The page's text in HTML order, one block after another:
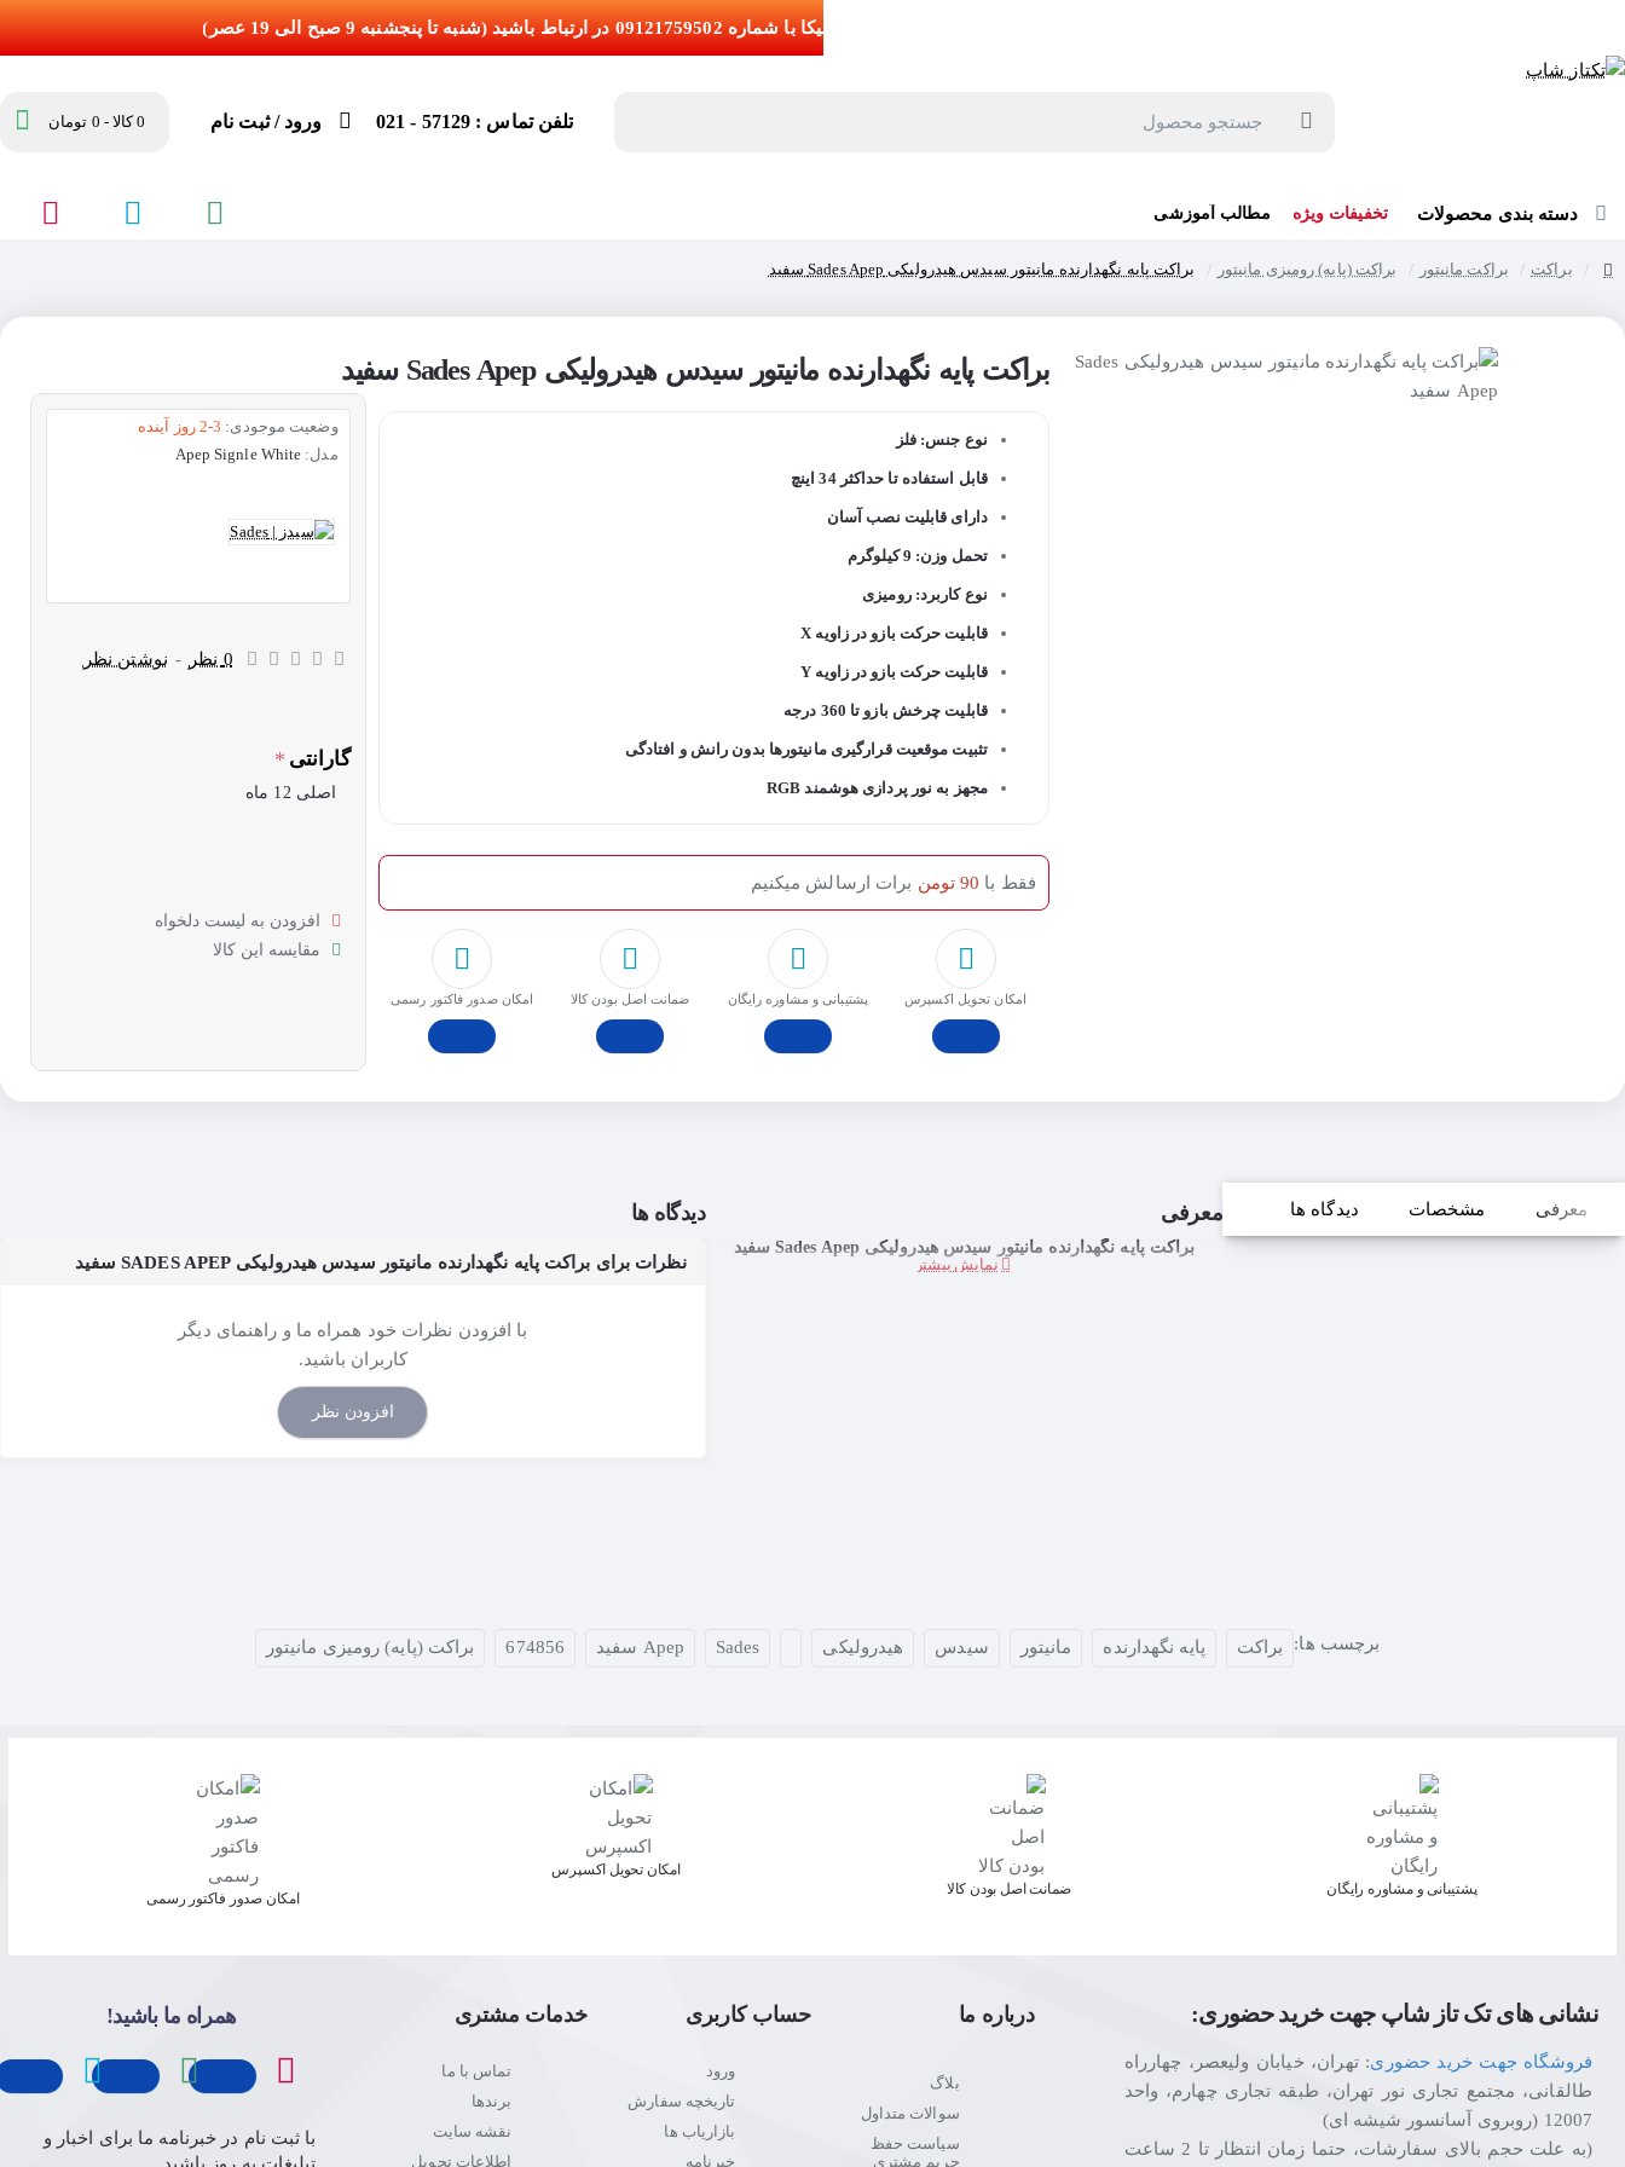
تلفن تماس : 57129 - 021 ورود / ثبت نام 0 کالا - 0 تومان
دسته بندی محصولات تخفیفات ویژه مطالب آموزشی
براکت براکت مانیتور براکت (پایه) رومیزی مانیتور براکت پایه نگهدارنده مانیتور سیدس هیدرولیکی Sades Apep سفید
براکت پایه نگهدارنده مانیتور سیدس هیدرولیکی Sades Apep سفید
نوع جنس: فلز
قابل استفاده تا حداکثر 34 اینچ
دارای قابلیت نصب آسان
تحمل وزن: 9 کیلوگرم
نوع کاربرد: رومیزی
قابلیت حرکت بازو در زاویه X
قابلیت حرکت بازو در زاویه Y
قابلیت چرخش بازو تا 360 درجه
تثبیت موقعیت قرارگیری مانیتورها بدون رانش و افتادگی
مجهز به نور پردازی هوشمند RGB
امکان تحویل اکسپرس پشتیبانی و مشاوره رایگان ﺿﻤﺎﻧﺖ اﺻﻞ ﺑﻮدن ﮐﺎﻟﺎ امکان صدور فاکتور رسمی
فقط با 90 تومن برات ارسالش میکنیم
وضعیت موجودی: 2-3 روز آینده
مدل: Apep Signle White
0 نظر - نوشتن نظر
گارانتی
اصلی 12 ماه
افزودن به لیست دلخواه
مقایسه این کالا
معرفی مشخصات دیدگاه ها معرفی
براکت پایه نگهدارنده مانیتور سیدس هیدرولیکی Sades Apep سفید
دیدگاه ها
نظرات برای براکت پایه نگهدارنده مانیتور سیدس هیدرولیکی SADES APEP سفید
با افزودن نظرات خود همراه ما و راهنمای دیگر
کاربران باشید.
افزودن نظر
برچسب ها: براکت پایه نگهدارنده مانیتور سیدس هیدرولیکی Sades Apep سفید 674856 براکت (پایه) رومیزی مانیتور
پشتیبانی و مشاوره رایگان ﺿﻤﺎﻧﺖ اﺻﻞ ﺑﻮدن ﮐﺎﻟﺎ
اﻣﮑﺎن ﺗﺤﻮﯾﻞ اﮐﺴﭙﺮس
امکان صدور فاکتور رسمی
نشانی های تک تاز شاپ جهت خرید حضوری:
فروشگاه جهت خرید حضوری: تهران، خیابان ولیعصر، چهارراه
طالقانی، مجتمع تجاری نور تهران، طبقه تجاری چهارم، واحد
12007 (روبروی آسانسور شیشه ای)
(به علت حجم بالای سفارشات، حتما زمان انتظار تا 2 ساعت
درباره ما
بلاگ
سوالات متداول
سیاست حفظ
حریم مشتری
حساب کاربری
ورود
تاریخچه سفارش
بازاریاب ها
خبرنامه
خدمات مشتری
تماس با ما
برندها
نقشه سایت
اطلاعات تحویل
همراه ما باشید!
با ثبت نام در خبرنامه ما برای اخبار و